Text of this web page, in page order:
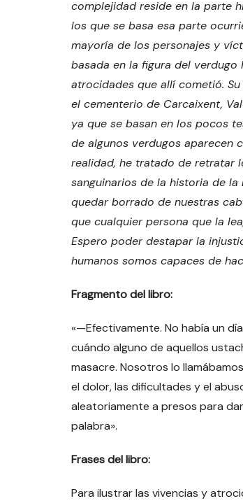
complejidad reside en la parte
los que se basa esa parte
mayoría de los personajes y
basada en la figura del verdugo
atrocidades que allí cometió.
el cementerio de Carcaixent,
ya que se basan en los pocos
de algunos verdugos aparecen
realidad, he tratado de retratar
sanguinarios de la historia de
quedar borrado de nuestras
que cualquier persona que la
Espero poder destapar la
humanos somos capaces de
Fragmento del libro:
«—Efectivamente. No había un
cuándo alguno de aquellos
masacre. Nosotros lo
el dolor, las dificultades y el
aleatoriamente a presos para
palabra».
Frases del libro:
Para ilustrar las vivencias y